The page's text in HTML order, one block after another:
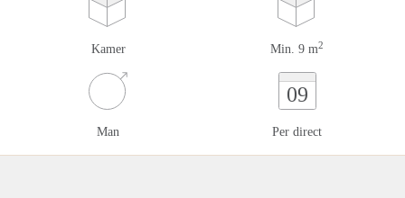
Kamer Min. 9 m2
Man
09
Per direct